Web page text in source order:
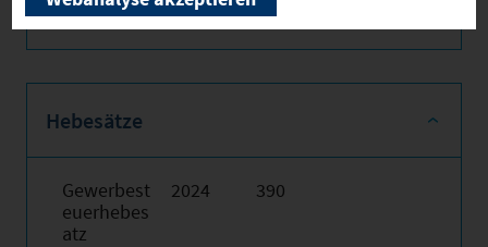
Hebesätze
Gewerbest
euerhebes
atz
2024 390